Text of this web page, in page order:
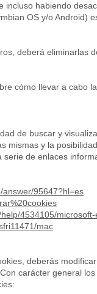
incluso habiendo
OS y/o Android)
deberá eliminarlas
cómo llevar a cabo
de buscar y
mismas y la
de enlaces
95647?hl=es
4534105/
mac
deberás
carácter general